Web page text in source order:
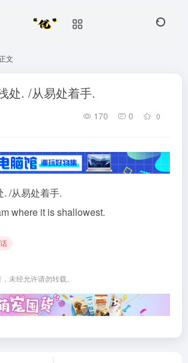
文
处. /从易处着手.
170 0 0
/从易处着手.
where it is shallowest.
未经允许请勿转载。